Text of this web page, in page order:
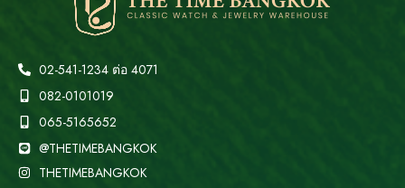
02-541-1234 ต่อ 4071
082-0101019
065-5165652
@THETIMEBANGKOK
THETIMEBANGKOK